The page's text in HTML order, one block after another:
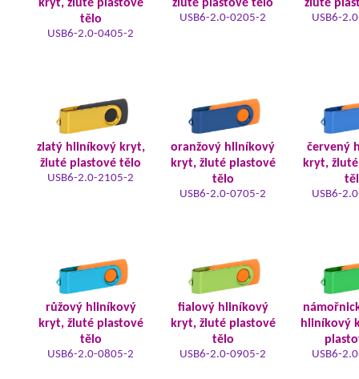
kryt, žluté plastové
tělo
USB6-2.0-0405-2
žluté plastové tělo
USB6-2.0-0205-2
žluté
USB6-
zlatý hliníkový kryt,
žluté plastové tělo
USB6-2.0-2105-2
oranžový hliníkový
kryt, žluté plastové
tělo
USB6-2.0-0705-2
červený
kryt,
USB6-
růžový hliníkový
kryt, žluté plastové
tělo
USB6-2.0-0805-2
fialový hliníkový
kryt, žluté plastové
tělo
USB6-2.0-0905-2
hliníkový
USB6-